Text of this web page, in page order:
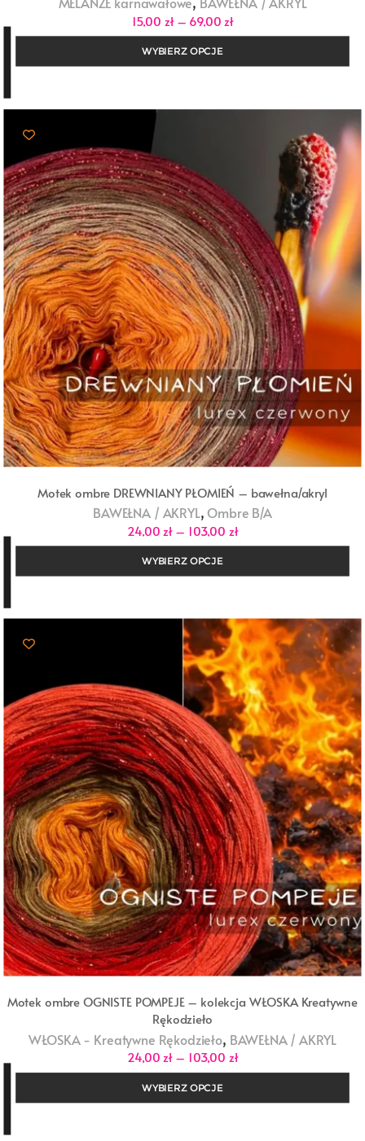
15,00 zł – 69,00złZakres
cen:
do
WYBIERZ OPCJE
Motek ombre DREWNIANY PŁOMIEŃ – bawełna/akryl
BAWEŁNA / AKRYL, Ombre B/A
24,00 zł – 103,00 złZakres
cen:
do
WYBIERZ OPCJE
Motek ombre OGNISTE POMPEJE – kolekcja WŁOSKA Kreatywne
Rękodzieło
WŁOSKA - Kreatywne Rękodzieło, BAWEŁNA / AKRYL
24,00zł – 103,00 złZakres
do
WYBIERZ OPCJE